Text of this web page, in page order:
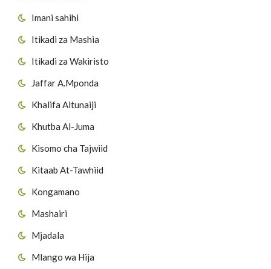
Imani sahihi
Itikadi za Mashia
Itikadi za Wakiristo
Jaffar A.Mponda
Khalifa Altunaiji
Khutba Al-Juma
Kisomo cha Tajwiid
Kitaab At-Tawhiid
Kongamano
Mashairi
Mjadala
Mlango wa Hija